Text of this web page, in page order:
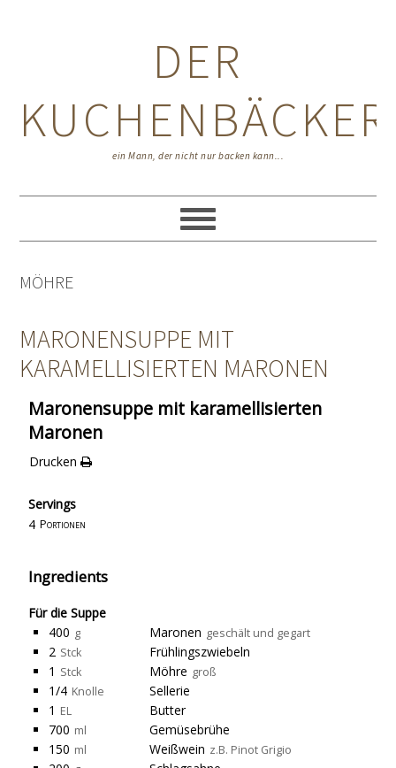
DER
KUCHENBÄCKER
ein Mann, der nicht nur backen kann...
MÖHRE
MARONENSUPPE MIT
KARAMELLISIERTEN MARONEN
Maronensuppe mit karamellisierten
Maronen
Drucken
Servings
4 Portionen
Ingredients
Für die Suppe
400 g Maronen geschält und gegart
2 Stck
Frühlingszwiebeln
1 Stck Möhre groß
1/4 Knolle
Sellerie
1 EL
Butter
700 ml
Gemüsebrühe
150 ml Weißwein z.B. Pinot Grigio